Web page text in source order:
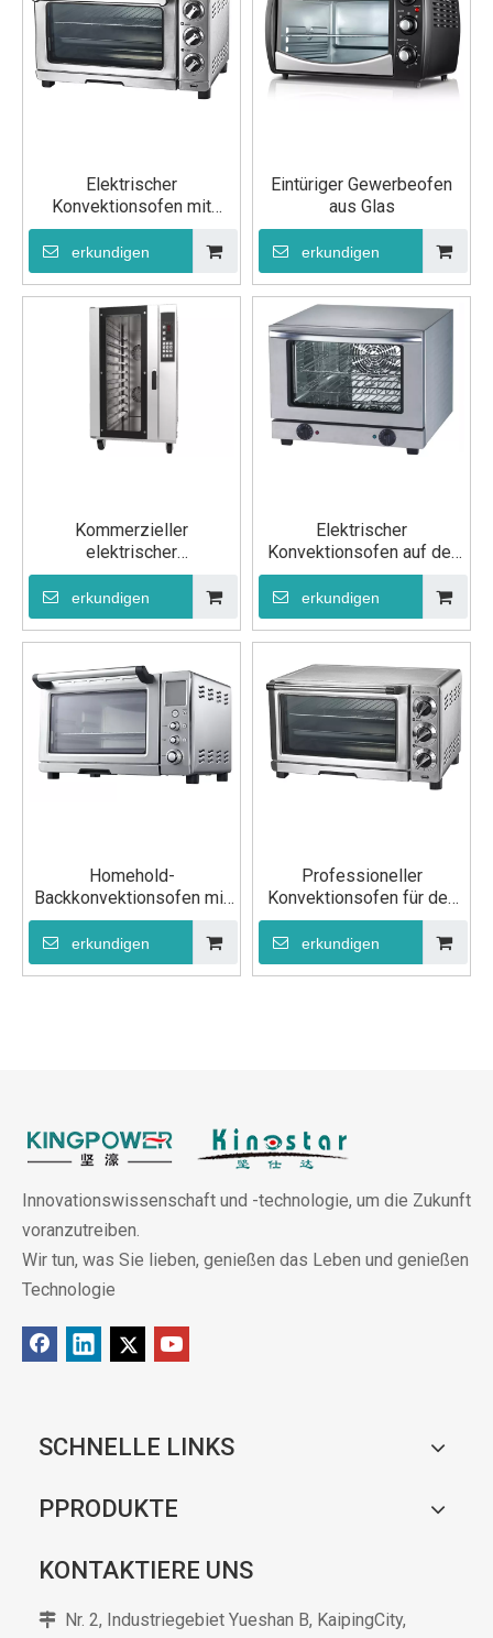
Elektrischer
Konvektionsofen mit
Dampffunktion, Ofen-
Backausrüstung
erkundigen
Eintüriger Gewerbeofen
aus Glas
erkundigen
Kommerzieller
elektrischer
Konvektionsbackofen
erkundigen
Elektrischer
Konvektionsofen auf der
Arbeitsplatte
erkundigen
Homehold-
Backkonvektionsofen mit
LCD-Bildschirm
erkundigen
Professioneller
Konvektionsofen für den
Haushalt
erkundigen
Innovationswissenschaft und -technologie, um die Zukunft
voranzutreiben.
Wir tun, was Sie lieben, genießen das Leben und genießen
Technologie
SCHNELLE LINKS
PPRODUKTE
KONTAKTIERE UNS
 Nr. 2, Industriegebiet Yueshan B, KaipingCity,